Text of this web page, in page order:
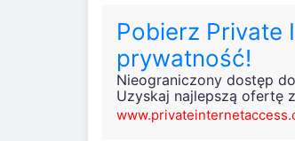
Pobierz Private
prywatność!
Nieograniczony dostęp
Uzyskaj najlepszą ofertę